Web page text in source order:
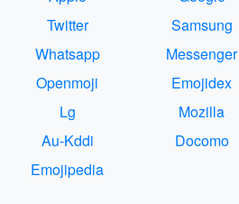
Twitter
Samsung
Whatsapp
Messenger
Openmoji
Emojidex
Lg
Mozilla
Au-Kddi
Docomo
Emojipedia